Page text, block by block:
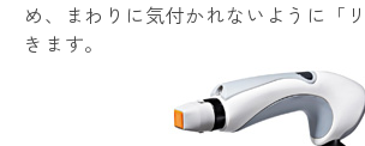
め、まわりに気付かれないように「
きます。